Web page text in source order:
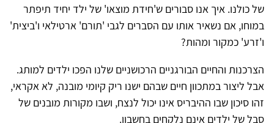
של כולנו. איך אנו סבורים ש'חידת מוצאו' של ילד יחיד תיפתר
במוחו, אם נשאיר אותו עם הסברים לגבי 'תורם' ארטילאי ו'ביצית'
ו'זרע' כמקור ומהות?
הצרכנות והחיים הבורגניים הרכושניים שלנו הפכו ילדים למותג.
אבל ליצור במתכוון חיים שבהם ישנו ריק קיומי מובנה, לא אקראי,
זהו סיכון שבו ההיבריס אינו יכול לנצח, ושבו מקורות מובנים של
סבל של ילדים אינם נלקחים בחשבון.